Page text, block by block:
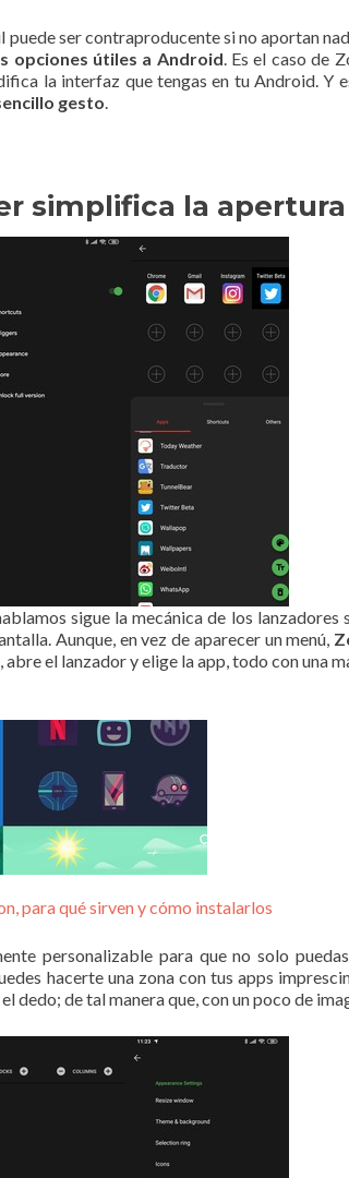
ser contraproducente si no aportan
opciones útiles a Android. Es el caso de
la interfaz que tengas en tu Android. Y
gesto.
simplifica la
sigue la mecánica de los
Aunque, en vez de aparecer un menú,
el lanzador y elige la app, todo con una
para qué sirven y cómo instalarlos
personalizable para que no solo
hacerte una zona con tus apps
dedo; de tal manera que, con un poco de